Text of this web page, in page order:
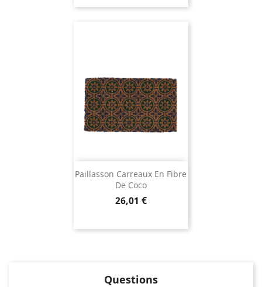
Paillasson Carreaux En Fibre
De Coco
Prix
26,01 €
Questions